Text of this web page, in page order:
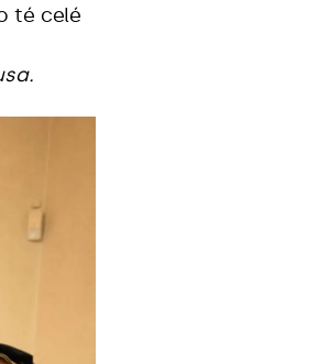
té celé